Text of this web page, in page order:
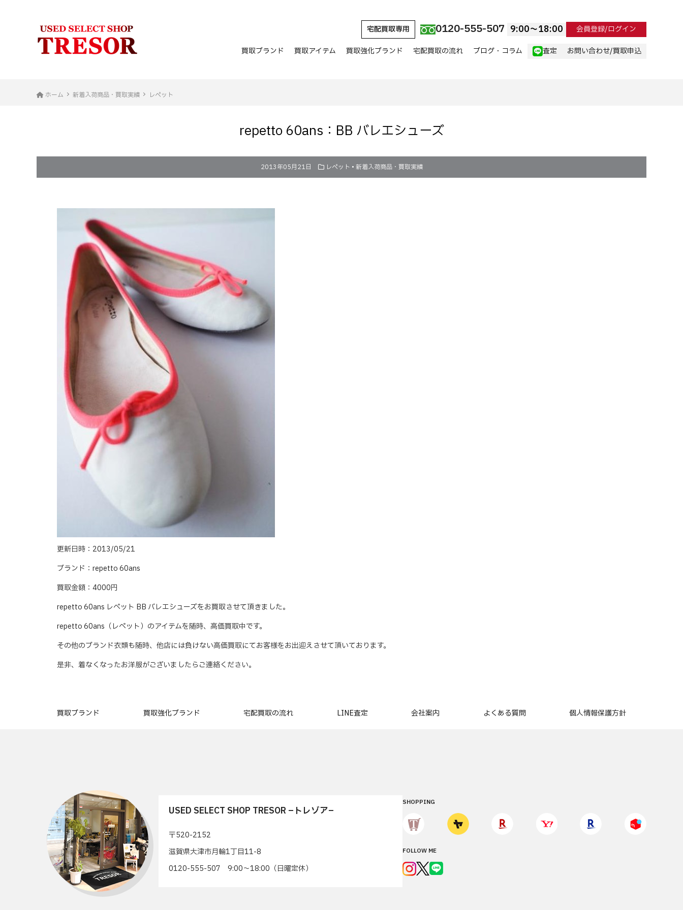
宅配買取専用 0120-555-507 9:00〜18:00 会員登録/ログイン
買取ブランド 買取アイテム 買取強化ブランド 宅配買取の流れ ブログ・コラム 査定 お問い合わせ/買取申込
ホーム 新着入荷商品・買取実績 レペット
repetto 60ans：BB バレエシューズ
2013年05月21日 レペット • 新着入荷商品・買取実績
更新日時：2013/05/21
ブランド：repetto 60ans
買取金額：4000円
repetto 60ans レペット BB バレエシューズをお買取させて頂きました。
repetto 60ans（レペット）のアイテムを随時、高価買取中です。
その他のブランド衣類も随時、他店には負けない高価買取にてお客様をお出迎えさせて頂いております。
是非、着なくなったお洋服がございましたらご連絡ください。
買取ブランド 買取強化ブランド 宅配買取の流れ LINE査定 会社案内 よくある質問 個人情報保護方針
USED SELECT SHOP TRESOR –トレゾア–
〒520-2152
滋賀県大津市月輪1丁目11-8
0120-555-507 9:00〜18:00（日曜定休）
SHOPPING
FOLLOW ME